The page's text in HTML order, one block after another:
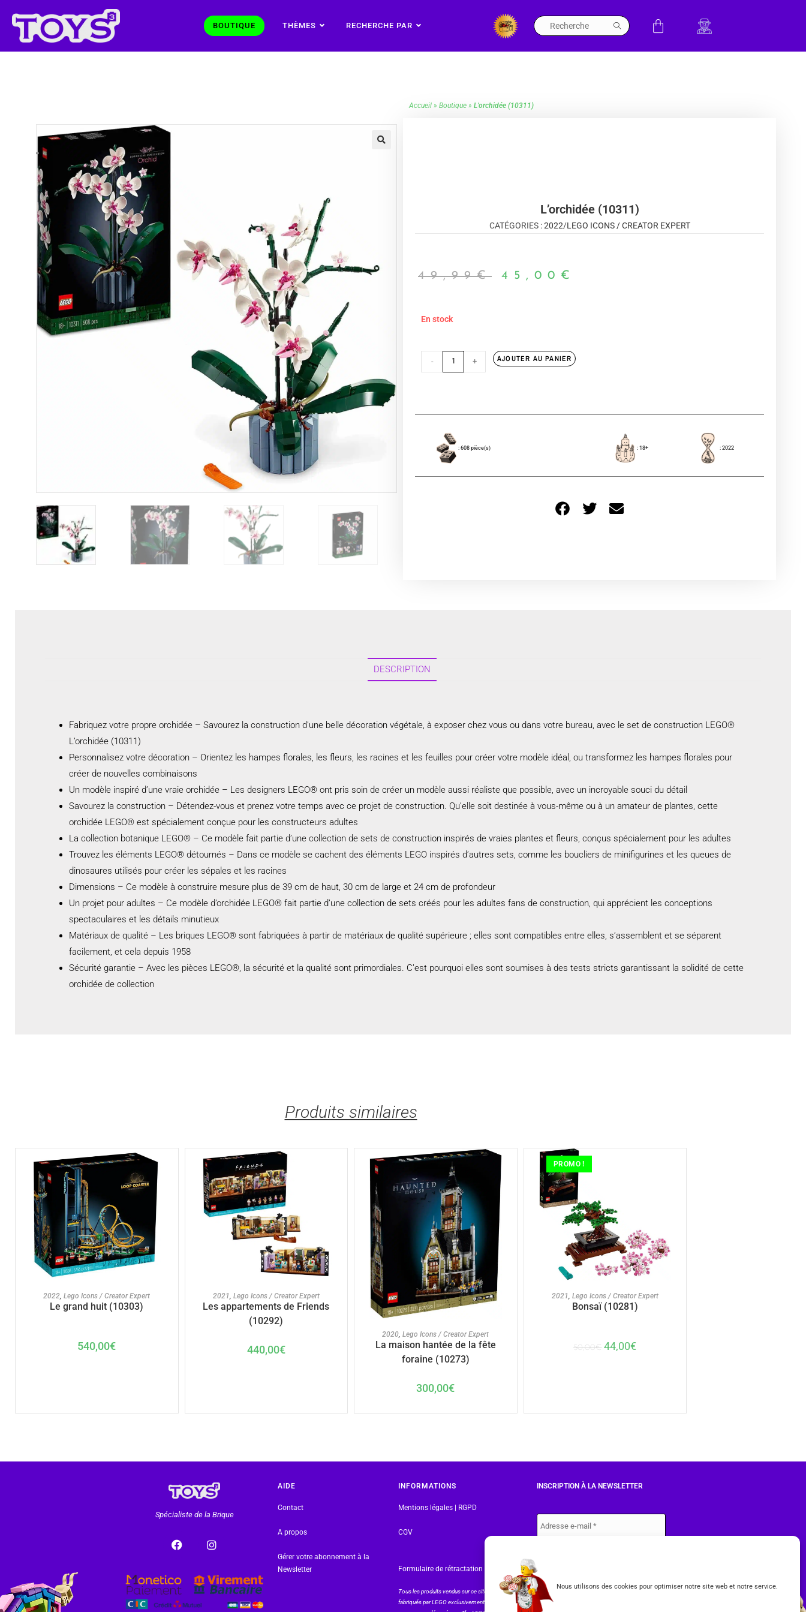
Nous utilisons des cookies pour optimiser notre site web et notre service.
BOUTIQUE THÈMES RECHERCHE PAR
Accueil » Boutique » L’orchidée (10311)
L’orchidée (10311)
CATÉGORIES :2022/LEGO ICONS / CREATOR EXPERT
49,99€ 45,00 €
En stock
- + AJOUTER AU PANIER
: 608 pièce(s) : 18+ : 2022
DESCRIPTION
Fabriquez votre propre orchidée – Savourez la construction d’une belle décoration végétale, à exposer chez vous ou dans votre bureau, avec le set de construction LEGO®
L’orchidée (10311)
Personnalisez votre décoration – Orientez les hampes florales, les fleurs, les racines et les feuilles pour créer votre modèle idéal, ou transformez les hampes florales pour
créer de nouvelles combinaisons
Un modèle inspiré d’une vraie orchidée – Les designers LEGO® ont pris soin de créer un modèle aussi réaliste que possible, avec un incroyable souci du détail
Savourez la construction – Détendez-vous et prenez votre temps avec ce projet de construction. Qu’elle soit destinée à vous-même ou à un amateur de plantes, cette
orchidée LEGO® est spécialement conçue pour les constructeurs adultes
La collection botanique LEGO® – Ce modèle fait partie d’une collection de sets de construction inspirés de vraies plantes et fleurs, conçus spécialement pour les adultes
Trouvez les éléments LEGO® détournés – Dans ce modèle se cachent des éléments LEGO inspirés d’autres sets, comme les boucliers de minifigurines et les queues de
dinosaures utilisés pour créer les sépales et les racines
Dimensions – Ce modèle à construire mesure plus de 39 cm de haut, 30 cm de large et 24 cm de profondeur
Un projet pour adultes – Ce modèle d’orchidée LEGO® fait partie d’une collection de sets créés pour les adultes fans de construction, qui apprécient les conceptions
spectaculaires et les détails minutieux
Matériaux de qualité – Les briques LEGO® sont fabriquées à partir de matériaux de qualité supérieure ; elles sont compatibles entre elles, s’assemblent et se séparent
facilement, et cela depuis 1958
Sécurité garantie – Avec les pièces LEGO®, la sécurité et la qualité sont primordiales. C’est pourquoi elles sont soumises à des tests stricts garantissant la solidité de cette
orchidée de collection
Produits similaires
AJOUTER AU PANIER
2022 ,Lego Icons / Creator Expert
Le grand huit (10303)
540,00€
AJOUTER AU PANIER
2021, Lego Icons / Creator Expert
Les appartements de Friends
(10292)
440,00€
AJOUTER AU PANIER
2020,Lego Icons / Creator Expert
La maison hantée de la fête
foraine (10273)
300,00€
PROMO !
AJOUTER AU PANIER
2021, Lego Icons / Creator Expert
Bonsaï (10281)
50,00€ 44,00€
Spécialiste de la Brique
AIDE
Contact
A propos
Gérer votre abonnement à la
Newsletter
INFORMATIONS
Mentions légales | RGPD
CGV
Formulaire de rétractation
Tous les produits vendus sur ce site sont
fabriqués par LEGO exclusivement. LEGO® est
INSCRIPTION À LA NEWSLETTER